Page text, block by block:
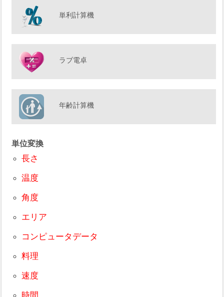
単利計算機
ラブ電卓
年齢計算機
単位変換
長さ
温度
角度
エリア
コンピュータデータ
料理
速度